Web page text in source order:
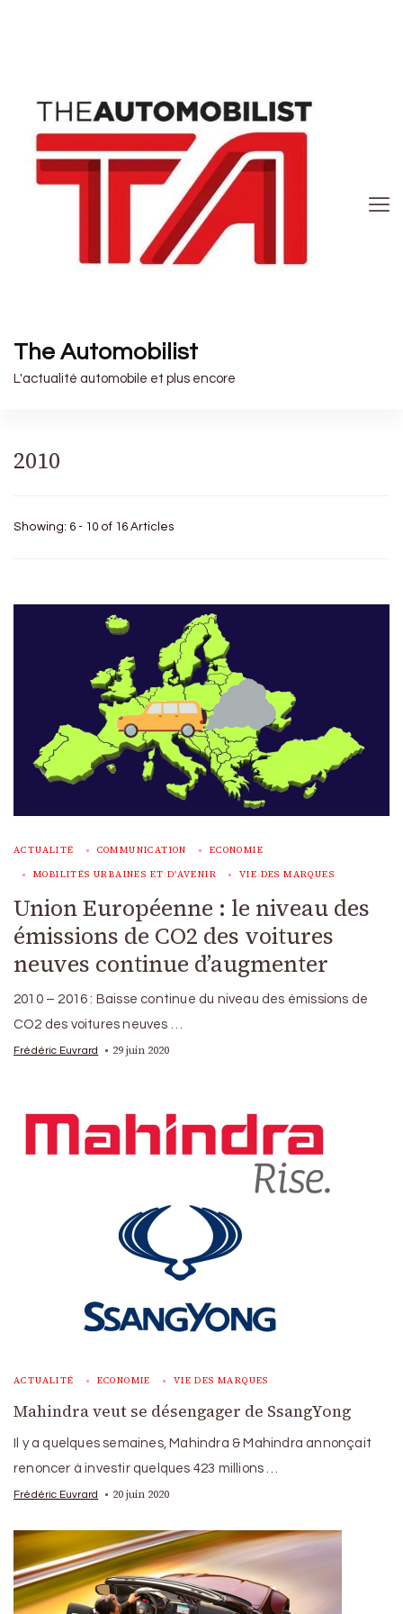
The Automobilist
L'actualité automobile et plus encore
2010
Showing: 6 - 10 of 16 Articles
ACTUALITÉ COMMUNICATION ECONOMIE
MOBILITÉS URBAINES ET D'AVENIR VIE DES MARQUES
Union Européenne : le niveau des
émissions de CO2 des voitures
neuves continue d’augmenter
2010 – 2016 : Baisse continue du niveau des émissions de
CO2 des voitures neuves …
Frédéric Euvrard 29 juin 2020
ACTUALITÉ ECONOMIE VIE DES MARQUES
Mahindra veut se désengager de SsangYong
Il y a quelques semaines, Mahindra & Mahindra annonçait
renoncer à investir quelques 423 millions …
Frédéric Euvrard 20 juin 2020